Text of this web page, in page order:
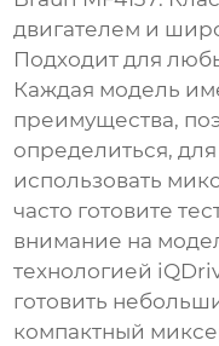
двигателем и
Подходит для
Каждая модель
преимущества,
определиться,
использовать
часто готовите
внимание на
технологией
готовить
компактный